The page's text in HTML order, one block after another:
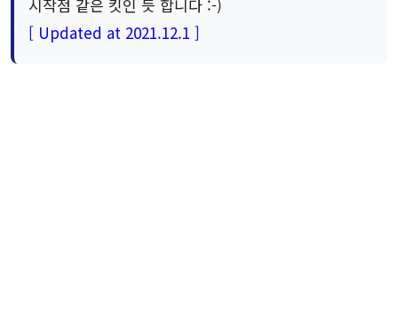
시작점 같은 킷인 듯 합니다 :-)
[ Updated at 2021.12.1 ]